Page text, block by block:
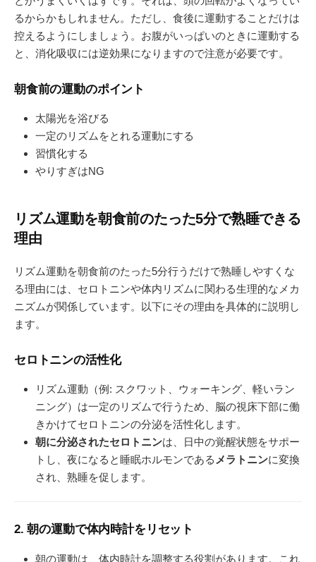
るからかもしれません。ただし、食後に運動することだけは
控えるようにしましょう。お腹がいっぱいのときに運動する
と、消化吸収には逆効果になりますので注意が必要です。
朝食前の運動のポイント
太陽光を浴びる
一定のリズムをとれる運動にする
習慣化する
やりすぎはNG
リズム運動を朝食前のたった5分で熟睡できる
理由
リズム運動を朝食前のたった5分行うだけで熟睡しやすくな
る理由には、セロトニンや体内リズムに関わる生理的なメカ
ニズムが関係しています。以下にその理由を具体的に説明し
ます。
セロトニンの活性化
リズム運動（例: スクワット、ウォーキング、軽いラン
ニング）は一定のリズムで行うため、脳の視床下部に働
きかけてセロトニンの分泌を活性化します。
朝に分泌されたセロトニンは、日中の覚醒状態をサポー
トし、夜になると睡眠ホルモンである メラトニンに変換
され、熟睡を促します。
2. 朝の運動で体内時計をリセット
朝の運動は、体内時計を調整する役割があります。これ